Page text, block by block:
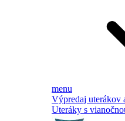
menu
Výpredaj uterákov
Uteráky s